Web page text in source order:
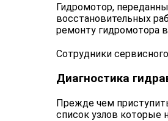
Гидромотор,
восстановительных
ремонту гидромотора
Сотрудники
Диагностика
Прежде чем
список узлов которые